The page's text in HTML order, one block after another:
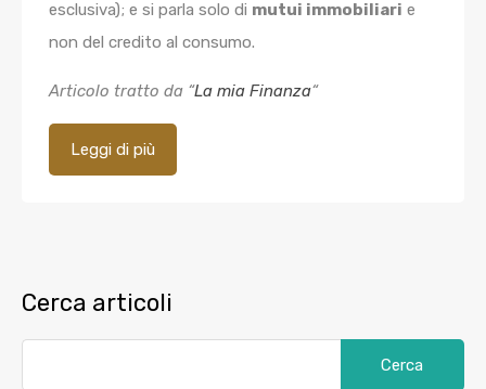
esclusiva); e si parla solo di mutui immobiliari e
non del credito al consumo.
Articolo tratto da “La mia Finanza“
Leggi di più
Cerca articoli